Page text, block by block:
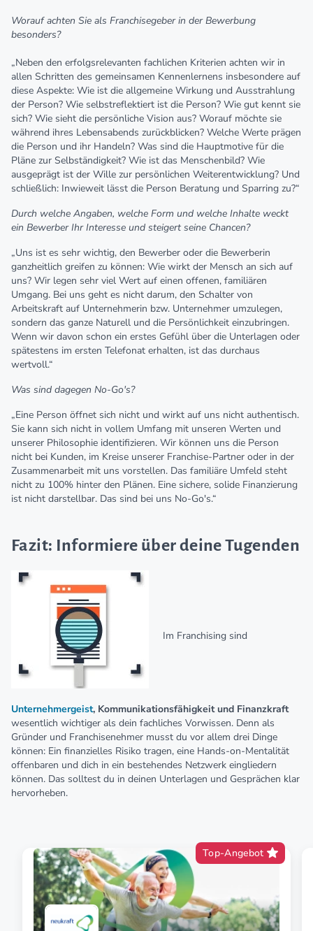
Worauf achten Sie als Franchisegeber in der Bewerbung
besonders?
„Neben den erfolgsrelevanten fachlichen Kriterien achten wir in
allen Schritten des gemeinsamen Kennenlernens insbesondere auf
diese Aspekte: Wie ist die allgemeine Wirkung und Ausstrahlung
der Person? Wie selbstreflektiert ist die Person? Wie gut kennt sie
sich? Wie sieht die persönliche Vision aus? Worauf möchte sie
während ihres Lebensabends zurückblicken? Welche Werte prägen
die Person und ihr Handeln? Was sind die Hauptmotive für die
Pläne zur Selbständigkeit? Wie ist das Menschenbild? Wie
ausgeprägt ist der Wille zur persönlichen Weiterentwicklung? Und
schließlich: Inwieweit lässt die Person Beratung und Sparring zu?“
Durch welche Angaben, welche Form und welche Inhalte weckt
ein Bewerber Ihr Interesse und steigert seine Chancen?
„Uns ist es sehr wichtig, den Bewerber oder die Bewerberin
ganzheitlich greifen zu können: Wie wirkt der Mensch an sich auf
uns? Wir legen sehr viel Wert auf einen offenen, familiären
Umgang. Bei uns geht es nicht darum, den Schalter von
Arbeitskraft auf Unternehmerin bzw. Unternehmer umzulegen,
sondern das ganze Naturell und die Persönlichkeit einzubringen.
Wenn wir davon schon ein erstes Gefühl über die Unterlagen oder
spätestens im ersten Telefonat erhalten, ist das durchaus
wertvoll.“
Was sind dagegen No-Go's?
„Eine Person öffnet sich nicht und wirkt auf uns nicht authentisch.
Sie kann sich nicht in vollem Umfang mit unseren Werten und
unserer Philosophie identifizieren. Wir können uns die Person
nicht bei Kunden, im Kreise unserer Franchise-Partner oder in der
Zusammenarbeit mit uns vorstellen. Das familiäre Umfeld steht
nicht zu 100% hinter den Plänen. Eine sichere, solide Finanzierung
ist nicht darstellbar. Das sind bei uns No-Go's.“
Fazit: Informiere über deine Tugenden
Im Franchising sind
Unternehmergeist, Kommunikationsfähigkeit und Finanzkraft
wesentlich wichtiger als dein fachliches Vorwissen. Denn als
Gründer und Franchisenehmer musst du vor allem drei Dinge
können: Ein finanzielles Risiko tragen, eine Hands-on-Mentalität
offenbaren und dich in ein bestehendes Netzwerk eingliedern
können. Das solltest du in deinen Unterlagen und Gesprächen klar
hervorheben.
Top-Angebot